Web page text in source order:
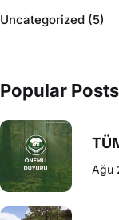
Uncategorized (5)
Popular
Ağu